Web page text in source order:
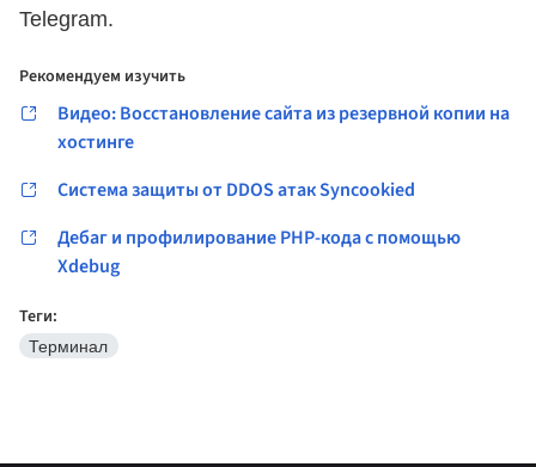
Telegram.
Рекомендуем изучить
Видео: Восстановление сайта из резервной копии на
хостинге
Система защиты от DDOS атак Syncookied
Дебаг и профилирование PHP-кода с помощью
Xdebug
Теги:
Терминал